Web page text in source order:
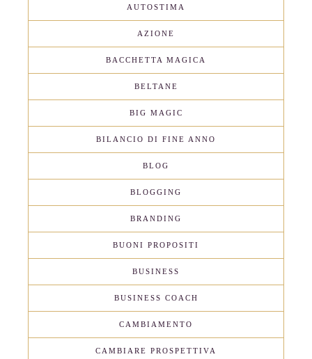
AUTOSTIMA
AZIONE
BACCHETTA MAGICA
BELTANE
BIG MAGIC
BILANCIO DI FINE ANNO
BLOG
BLOGGING
BRANDING
BUONI PROPOSITI
BUSINESS
BUSINESS COACH
CAMBIAMENTO
CAMBIARE PROSPETTIVA